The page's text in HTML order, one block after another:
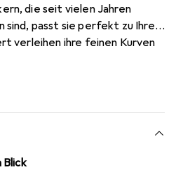
die seit vielen Jahren
passt sie perfekt zu Ihrem
verleihen ihre feinen Kurven
Ihres Smartphones.
Wahl für eine